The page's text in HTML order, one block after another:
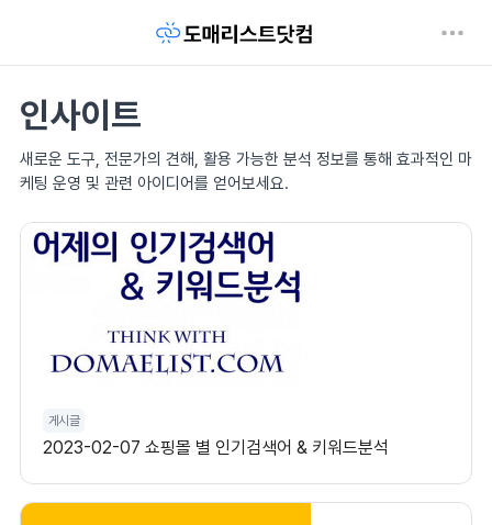
인사이트
새로운 도구, 전문가의 견해, 활용 가능한 분석 정보를 통해 효과적인 마
케팅 운영 및 관련 아이디어를 얻어보세요.
게시글
2023-02-07 쇼핑몰 별 인기검색어 & 키워드분석